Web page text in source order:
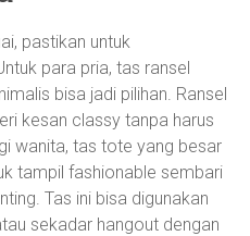
pastikan untuk
para pria, tas ransel
bisa jadi pilihan. Ransel
kesan classy tanpa harus
wanita, tas tote yang besar
tampil fashionable sembari
Tas ini bisa digunakan
sekadar hangout dengan